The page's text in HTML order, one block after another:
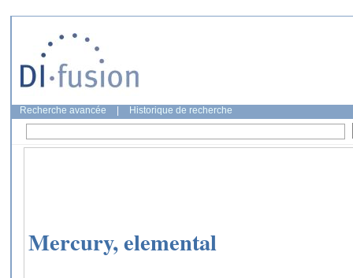
Recherche avancée Historique de recherche
Mercury, elemental